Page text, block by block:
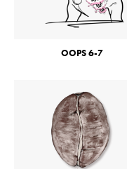
OOPS 6-7